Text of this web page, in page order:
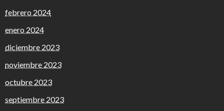
febrero 2024
enero 2024
diciembre 2023
noviembre 2023
octubre 2023
septiembre 2023